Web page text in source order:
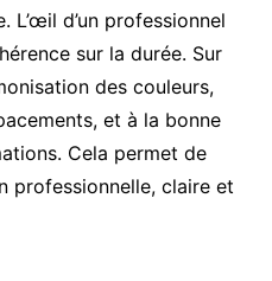
L’œil d’un professionnel
sur la durée. Sur
des couleurs,
et à la bonne
Cela permet de
professionnelle, claire et